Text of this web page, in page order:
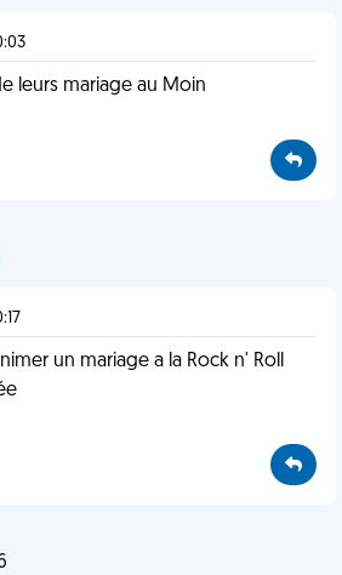
leurs mariage au Moin
un mariage a la Rock n' Roll